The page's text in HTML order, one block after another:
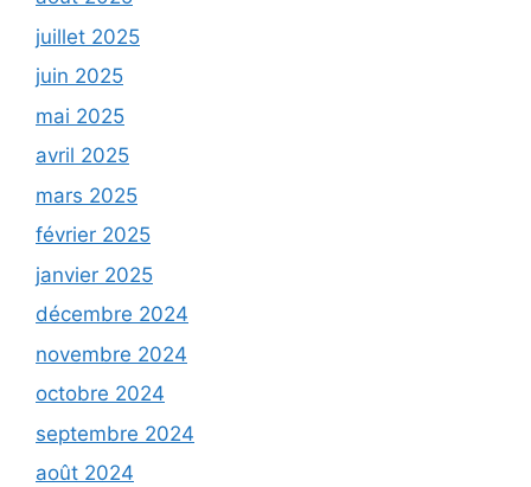
juillet 2025
juin 2025
mai 2025
avril 2025
mars 2025
février 2025
janvier 2025
décembre 2024
novembre 2024
octobre 2024
septembre 2024
août 2024